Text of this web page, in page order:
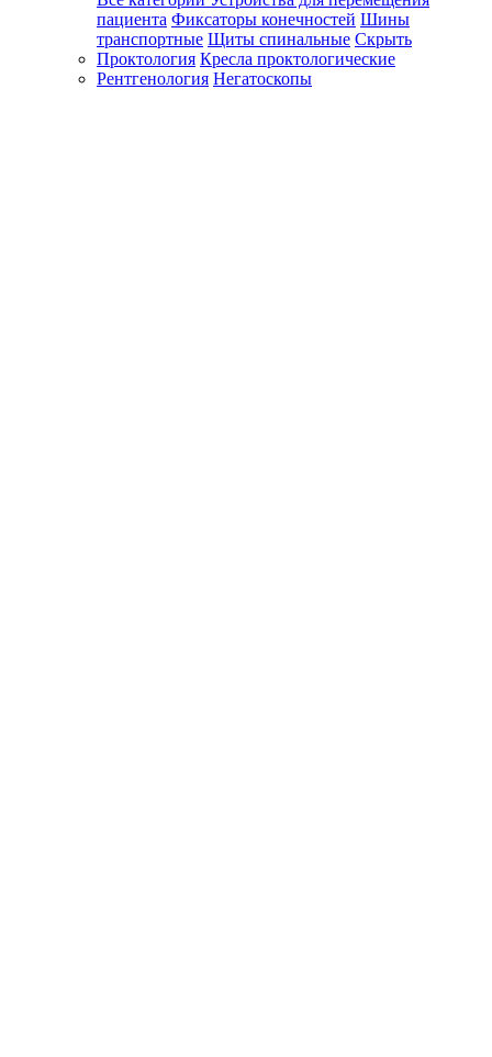
пациента Фиксаторы конечностей Шины
транспортные Щиты спинальные Скрыть
Проктология Кресла проктологические
Рентгенология Негатоскопы